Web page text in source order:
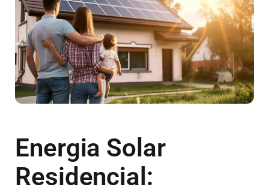
Energia Solar
Residencial: